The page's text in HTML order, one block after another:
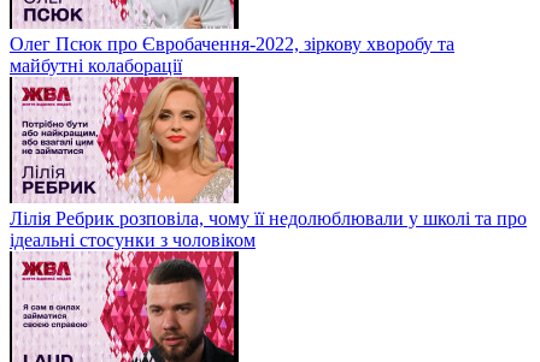
Олег Псюк про Євробачення-2022, зіркову хворобу та
майбутні колаборації
Лілія Ребрик розповіла, чому її недолюблювали у школі та про
ідеальні стосунки з чоловіком